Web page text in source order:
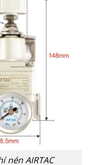
nén AIRTAC